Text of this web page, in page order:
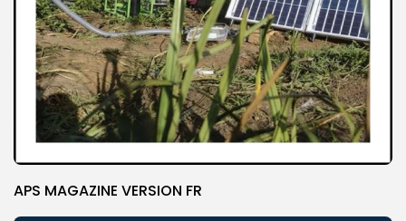
APS MAGAZINE VERSION FR